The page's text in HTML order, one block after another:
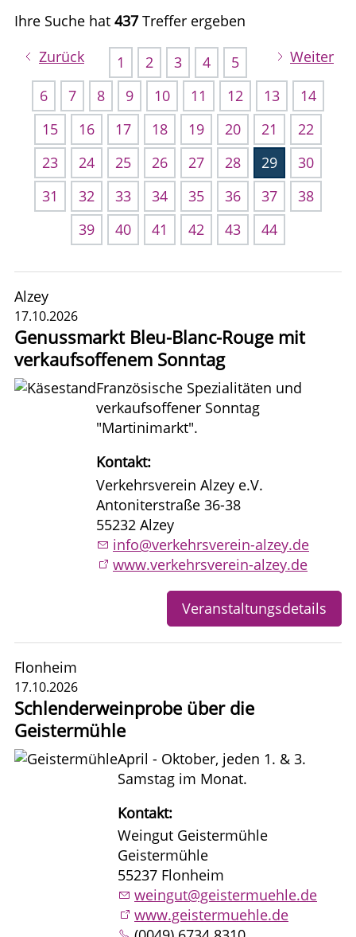
Ihre Suche hat 437Treffer ergeben
Zurück
Weiter
1 2 3 4
5
6
7 8 9 10 11 12 13
14
15
16 17 18 19 20 21
22
23
24 25 26 27 28 29
30
31
32 33 34 35 36 37
38
39
40 41 42 43 44
Alzey
17.10.2026
Genussmarkt Bleu-Blanc-Rouge mit
verkaufsoffenem Sonntag
Französische Spezialitäten und
verkaufsoffener Sonntag
"Martinimarkt".
Kontakt:
Verkehrsverein Alzey e.V.
Antoniterstraße 36-38
55232 Alzey
info@verkehrsverein-alzey.de
www.verkehrsverein-alzey.de
Veranstaltungsdetails
Flonheim
17.10.2026
Schlenderweinprobe über die
Geistermühle
April - Oktober, jeden 1. & 3.
Samstag im Monat.
Kontakt:
Weingut Geistermühle
Geistermühle
55237 Flonheim
weingut@geistermuehle.de
www.geistermuehle.de